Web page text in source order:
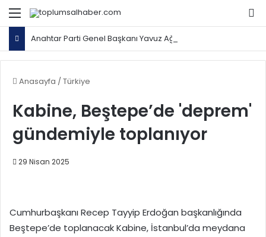
Menü
Anasayfa /Türkiye
Kabine, Beştepe’de 'deprem'
gündemiyle toplanıyor
29 Nisan 2025
Cumhurbaşkanı Recep Tayyip Erdoğan başkanlığında
Beştepe’de toplanacak Kabine, İstanbul’da meydana